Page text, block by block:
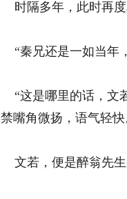
时隔多年，此时再度
“秦兄还是一如当年
“这是哪里的话，文
禁嘴角微扬，语气轻快
文若，便是醉翁先生